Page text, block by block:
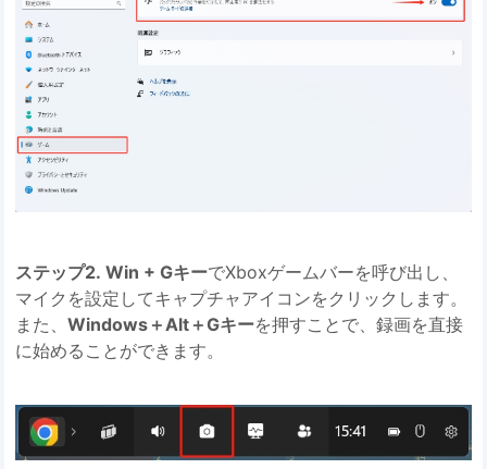
ステップ2. Win + GキーでXboxゲームバーを呼び出し、
マイクを設定してキャプチャアイコンをクリックします。
また、Windows＋Alt＋Gキーを押すことで、録画を直接
に始めることができます。